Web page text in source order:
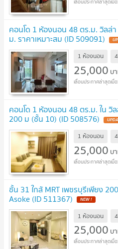
คอนโด 1 ห้องนอน 48 ตร.ม. วิลล่า
ม. ราคาเหมาะสม (ID 509091)
1 ห้องนอน
25,000 บ
คอนโด 1 ห้องนอน 48 ตร.ม. ใน วิล
200 ม (ชั้น 10) (ID 508576)
1 ห้องนอน
25,000 บ
ชั้น 31 ใกล้ MRT เพชรบุรีเพียง
Asoke (ID 511367) NEW !
1 ห้องนอน
25,000 บ